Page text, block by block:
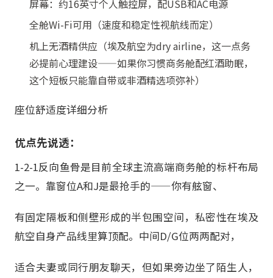
屏幕：约16英寸个人触控屏，配USB和AC电源
全舱Wi-Fi可用（速度和稳定性视航线而定）
机上无酒精供应（埃及航空为dry airline，这一点务
必提前心理建设——如果你习惯商务舱配红酒助眠，
这个短板只能靠自带或非酒精选项弥补）
座位舒适度详细分析
优点先说透：
1-2-1反向鱼骨是目前全球主流高端商务舱的标杆布局
之一。靠窗位A和J是最抢手的——你有舷窗、
有固定隔板和侧壁形成的半包围空间，私密性在埃及
航空自身产品线里算顶配。中间D/G位两两配对，
适合夫妻或同行朋友聊天，但如果旁边坐了陌生人，